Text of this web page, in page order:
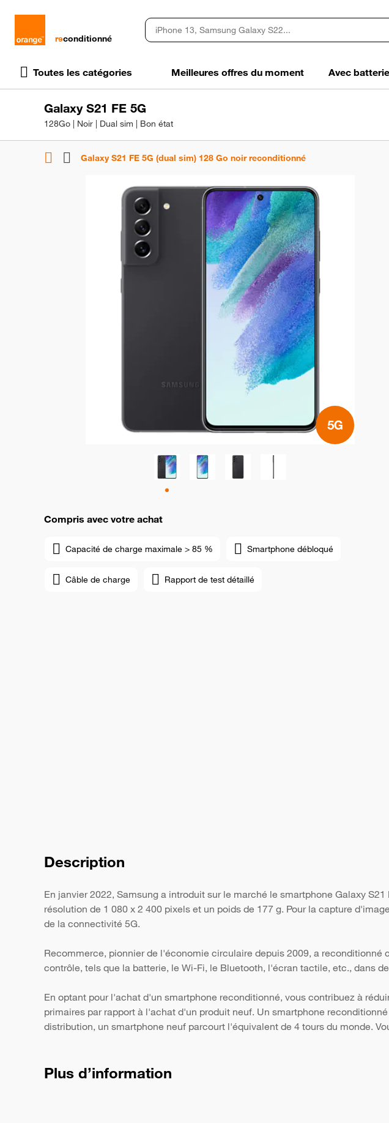
rɘconditionné
Toutes les catégories Meilleures offres du moment Avec
Galaxy S21 FE 5G
128Go | Noir | Dual sim | Bon état
Galaxy S21 FE 5G (dual sim) 128 Go noir reconditionné
Compris avec votre achat
Capacité de charge maximale > 85 % Smartphone débloqué
Câble de charge Rapport de test détaillé
Description
En janvier 2022, Samsung a introduit sur le marché le smartphone Galaxy
résolution de 1 080 x 2 400 pixels et un poids de 177 g. Pour la capture
de la connectivité 5G.
Recommerce, pionnier de l'économie circulaire depuis 2009, a
contrôle, tels que la batterie, le Wi-Fi, le Bluetooth, l'écran tactile, etc., dans
En optant pour l'achat d'un smartphone reconditionné, vous contribuez à
primaires par rapport à l'achat d'un produit neuf. Un smartphone
distribution, un smartphone neuf parcourt l'équivalent de 4 tours du monde.
Plus d’information